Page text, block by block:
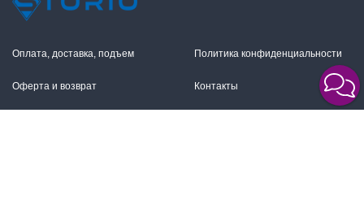
Оплата, доставка, подъем
Оферта и возврат
Политика конфиденциальности
Контакты